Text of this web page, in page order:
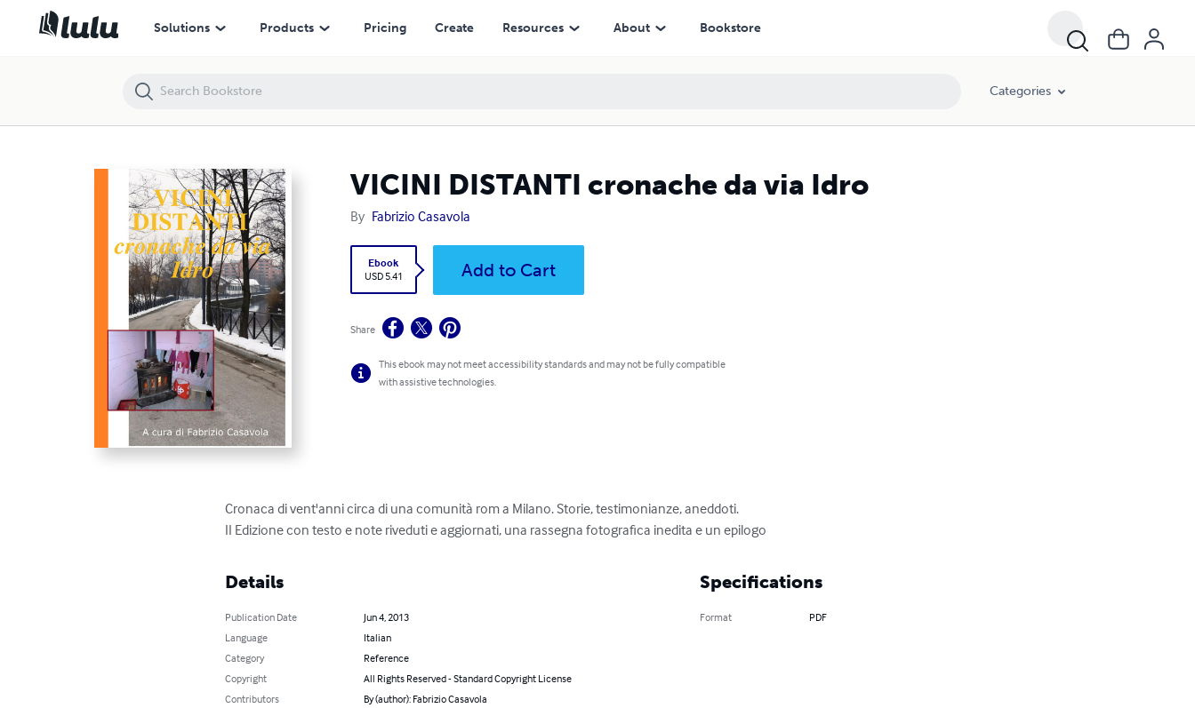
Solutions Products Pricing Create Resources About Bookstore
Categories
VICINI DISTANTI cronache da via Idro
By Fabrizio Casavola
Ebook
USD 5.41
Add to Cart
Share
This ebook may not meet accessibility standards and may not be fully compatible
with assistive technologies.
Cronaca di vent'anni circa di una comunità rom a Milano. Storie, testimonianze, aneddoti.
II Edizione con testo e note riveduti e aggiornati, una rassegna fotografica inedita e un epilogo
Details
Publication Date
Jun 4, 2013
Language
Italian
Category
Reference
Copyright
All Rights Reserved - Standard Copyright License
Contributors
By (author): Fabrizio Casavola
Specifications
Format PDF
VICINI DISTANTI cronache da via Idro